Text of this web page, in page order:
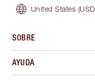
United States
SOBRE
AYUDA